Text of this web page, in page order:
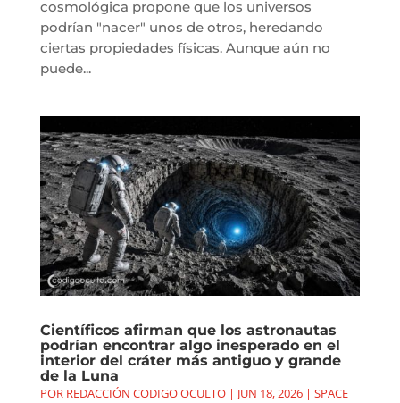
cosmológica propone que los universos
podrían "nacer" unos de otros, heredando
ciertas propiedades físicas. Aunque aún no
puede...
Científicos afirman que los astronautas
podrían encontrar algo inesperado en el
interior del cráter más antiguo y grande
de la Luna
POR REDACCIÓN CODIGO OCULTO| JUN 18, 2026| SPACE